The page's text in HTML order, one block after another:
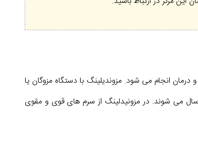
انجام می شود. مزوندیلینگ با دستگاه مزوگان یا
می شوند. در مزونیدلینگ از سرم های قوی و مقوی